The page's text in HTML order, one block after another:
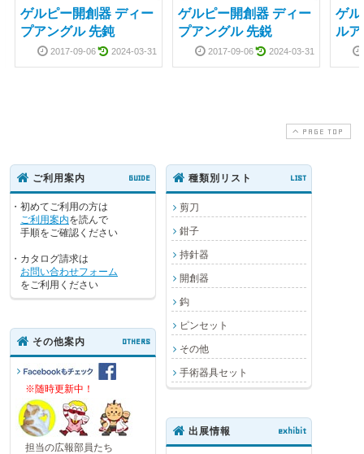
ゲルピー開創器 ディー
プアングル 先鈍
2017-09-06 2024-03-31
ゲルピー開創器 ディー
プアングル 先鋭
2017-09-06 2024-03-31
ゲ
ル
PAGE TOP
ご利用案内 GUIDE
・初めてご利用の方は
ご利用案内を読んで
手順をご確認ください
・カタログ請求は
お問い合わせフォーム
をご利用ください
種類別リスト LIST
剪刀
鉗子
持針器
開創器
鈎
ピンセット
その他
手術器具セット
その他案内 OTHERS
※随時更新中！
担当の広報部員たち
出展情報 exhibit